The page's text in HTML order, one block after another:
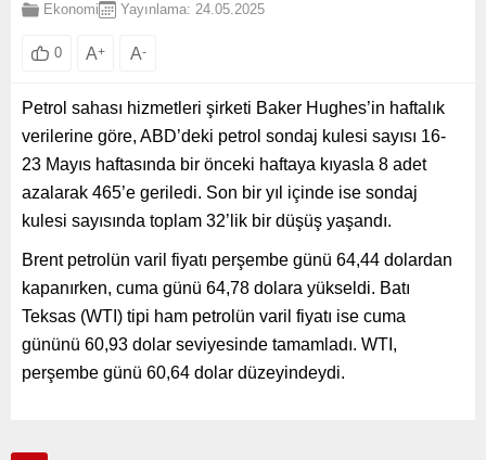
Ekonomi Yayınlama: 24.05.2025
0 A+ A-
Petrol sahası hizmetleri şirketi Baker Hughes’in haftalık
verilerine göre, ABD’deki petrol sondaj kulesi sayısı 16-
23 Mayıs haftasında bir önceki haftaya kıyasla 8 adet
azalarak 465’e geriledi. Son bir yıl içinde ise sondaj
kulesi sayısında toplam 32’lik bir düşüş yaşandı.
Brent petrolün varil fiyatı perşembe günü 64,44 dolardan
kapanırken, cuma günü 64,78 dolara yükseldi. Batı
Teksas (WTI) tipi ham petrolün varil fiyatı ise cuma
gününü 60,93 dolar seviyesinde tamamladı. WTI,
perşembe günü 60,64 dolar düzeyindeydi.